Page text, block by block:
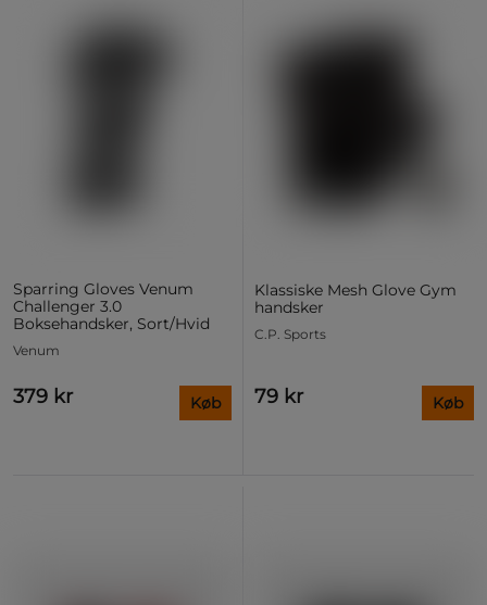
Sparring Gloves Venum
Challenger 3.0
Boksehandsker, Sort/Hvid
Venum
379 kr Køb
Klassiske Mesh Glove Gym
handsker
C.P. Sports
79 kr Køb